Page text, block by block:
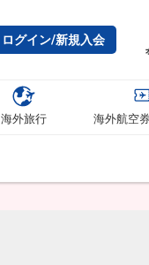
ログイン/新規入会
海外旅行 海外航空